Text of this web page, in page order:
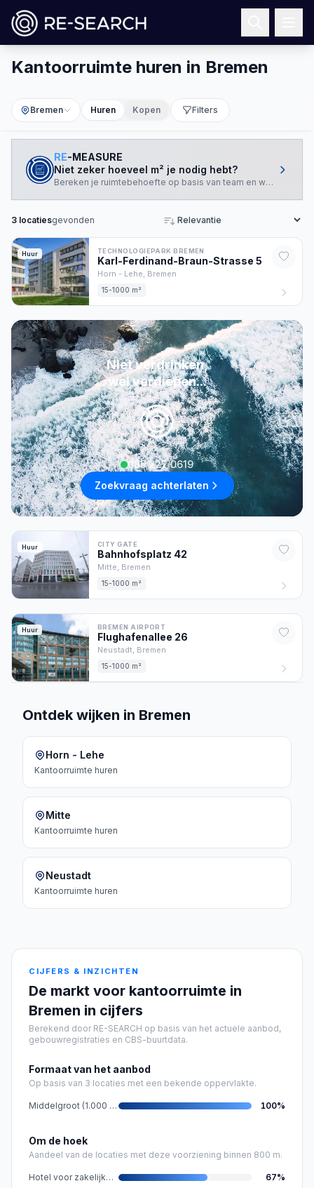
Kantoorruimte huren in Bremen
Bremen Huren Kopen Filters
RE-MEASURE
Niet zeker hoeveel m² je nodig hebt?
Bereken je ruimtebehoefte op basis van team en werkstijl.
3 locatiesgevonden Sorteren
Huur TECHNOLOGIEPARK BREMEN
Karl-Ferdinand-Braun-Strasse 5
Horn - Lehe, Bremen
15-1000 m²
Niet verdrinken,
wel verdiepen...
085 222 0619
Zoekvraag achterlaten
Huur CITY GATE
Bahnhofsplatz 42
Mitte, Bremen
15-1000 m²
Huur BREMEN AIRPORT
Flughafenallee 26
Neustadt, Bremen
15-1000 m²
Ontdek wijken in Bremen
Horn - Lehe
Kantoorruimte huren
Mitte
Kantoorruimte huren
Neustadt
Kantoorruimte huren
CIJFERS & INZICHTEN
De markt voor kantoorruimte in
Bremen in cijfers
Berekend door RE-SEARCH op basis van het actuele aanbod,
gebouwregistraties en CBS-buurtdata.
Formaat van het aanbod
Op basis van 3 locaties met een bekende oppervlakte.
Middelgroot (1.000 - 5.000 m²) 100%
Om de hoek
Aandeel van de locaties met deze voorziening binnen 800 m.
Hotel voor zakelijke gasten nabij 67%